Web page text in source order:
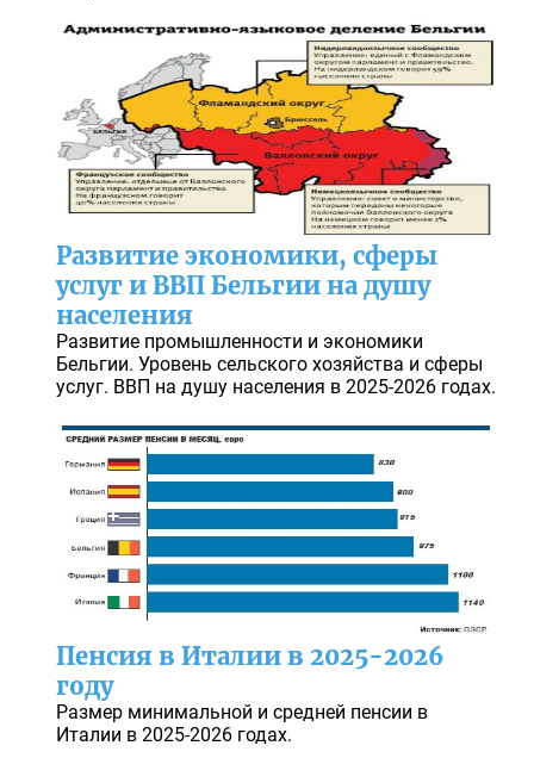
Развитие экономики, сферы
услуг и ВВП Бельгии на душу
населения
Развитие промышленности и экономики
Бельгии. Уровень сельского хозяйства и сферы
услуг. ВВП на душу населения в 2025-2026 годах.
Пенсия в Италии в 2025-2026
году
Размер минимальной и средней пенсии в
Италии в 2025-2026 годах.